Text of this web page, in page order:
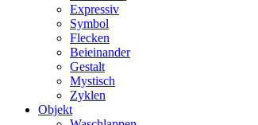
Expressiv
Symbol
Flecken
Beieinander
Gestalt
Mystisch
Zyklen
Objekt